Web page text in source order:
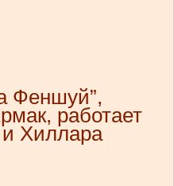
Феншуй”,
работает
Хиллара